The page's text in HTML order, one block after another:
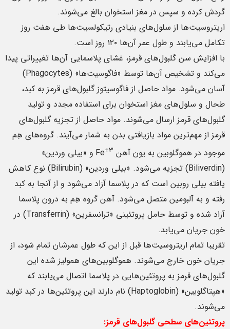
گردش کرده و سپس در مغز استخوان بالغ می‌شوند.
اریتروسیت‌ها از سلول‌های بنیادی رتیکولسیت‌ها طی هفت روز
تکامل می‌یابند و طول عمر آن‌ها ۱۲۰ روز است.
با افزایش سن گلبول‌های قرمز، غشای پلاسمایی آن‌ها تغییراتی پیدا
می‌کند و تشخیص آن‌ها توسط «فاگوسیت‌ها» (Phagocytes)
آسان می‌شود. مواد حاصل از فاگوسیتوز گلبول‌های قرمز به کبد،
طحال و سلول‌های مغز استخوان برای استفاده مجدد و تولید
گلبول‌های قرمز ارسال می‌شوند. مواد حاصل از تجزیه گلبول‌های
قرمز از مهم‌ترین مواد بازیافتی بدن به شمار می‌آیند. گروه‌های هِم
موجود در هموگلوبین به یون آهن Fe +3
و «بیلی‌ وردین»
(Biliverdin) تجزیه می‌شود. «بیلی وردین» (Bilirubin) نوع کاهش
یافته بیلی روبین است که در پلاسما آزاد می‌شود و از آنجا به کبد
رفته و به آلبومین متصل می‌شود. آهن گروه هِم به درون پلاسما
آزاد شده و توسط حامل پروتئینی «ترانسفرین» (Transferrin) در
خون جریان می‌یابد.
تقریبا تمام اریتروسیت‌ها قبل از این که طول عمرشان تمام شود، از
جریان خون خارج می‌شوند. هموگلوبین‌های همولیز شده این
گلبول‌های قرمز به پروتئین‌هایی در پلاسما اتصال می‌یابند که
«هپتاگلوبین» (Haptoglobin) نام دارند این پروتئین‌ها در کبد تولید
می‌شوند.
پروتئین‌های سطحی گلبول‌های قرمز: